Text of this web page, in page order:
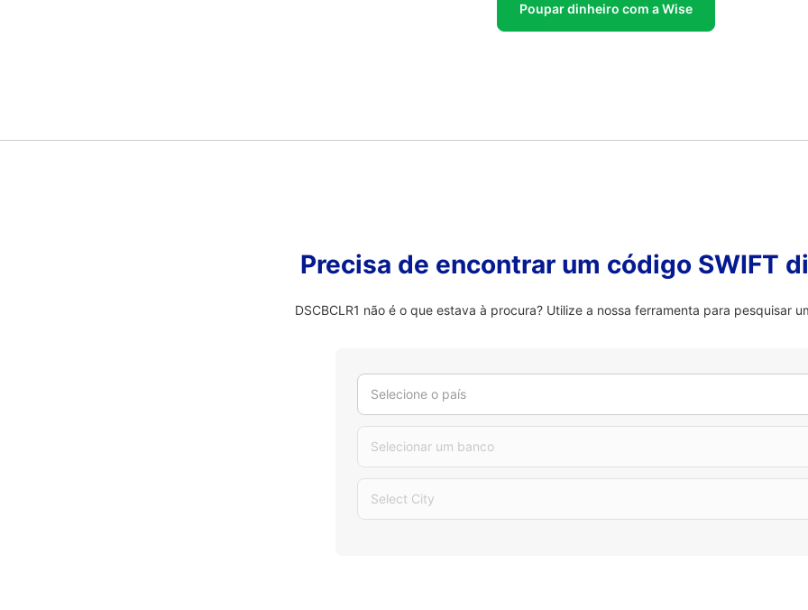
Poupar dinheiro com a Wise
Precisa de encontrar um código SWIFT
DSCBCLR1 não é o que estava à procura? Utilize a nossa ferramenta para pesquisar
Selecione o país
Selecionar um banco
Select City